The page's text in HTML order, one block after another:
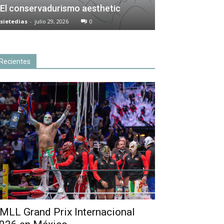
El conservadurismo aesthetic
sietedias - julio 29, 2026 0
Grand Prix Internacional